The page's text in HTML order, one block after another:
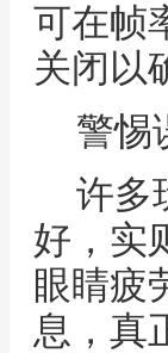
可在帧
关闭以
警惕
许多
好，实
眼睛疲
息，真